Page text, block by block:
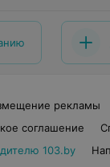
рекламы
соглашение
103.by